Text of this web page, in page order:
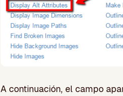
A continuación, el campo